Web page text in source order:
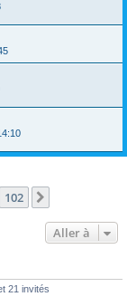
102
Aller à
21 invités